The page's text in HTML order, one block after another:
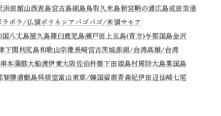
浜田館山西表島宮古島細島鳥取久米島新宮鞆の浦広島成田空港
ラボラ/仏領ポリネシアパゴパゴ/米領サモア
国八丈島屋久島羅臼鹿児島瀬戸田上五島(青方)与那国島金沢
下関利尻島和歌山宗像長崎宮古茨城澎湖/台湾高雄/台湾
串本蒲郡大船渡伊東大阪佐伯杵築下田姫島村周防大島粟国島
智勝浦甑島呉根室富山束草/韓国留萌青森紀伊田辺仙崎七尾